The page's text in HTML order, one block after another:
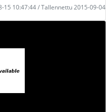
15 10:47:44 / Tallennettu 2015-09-04